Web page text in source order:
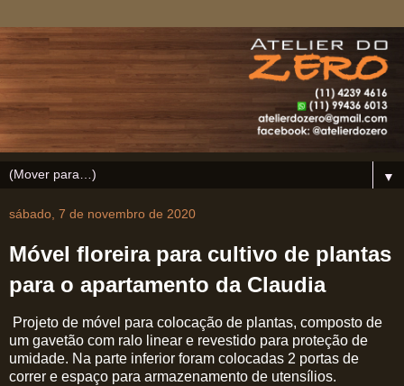
▼
sábado, 7 de novembro de 2020
Móvel floreira para cultivo de plantas
para o apartamento da Claudia
Projeto de móvel para colocação de plantas, composto de
um gavetão com ralo linear e revestido para proteção de
umidade. Na parte inferior foram colocadas 2 portas de
correr e espaço para armazenamento de utensílios.